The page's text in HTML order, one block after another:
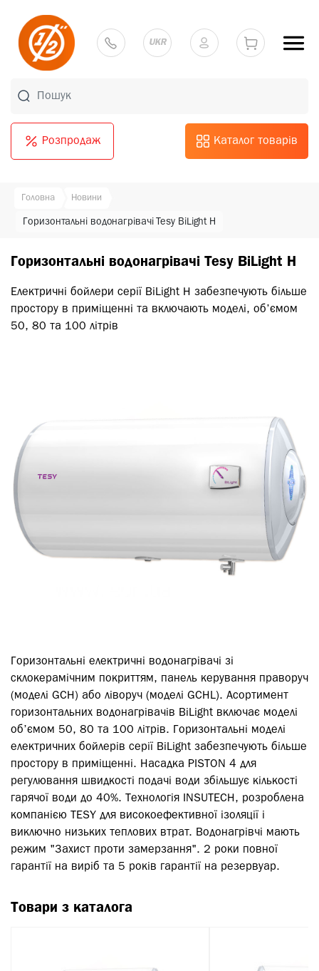
Розпродаж Каталог товарів
UKR
Головна Новини
Горизонтальні водонагрівачі Tesy BiLight H
Горизонтальні водонагрівачі Tesy BiLight H
Електричні бойлери серії BiLight H забезпечують більше
простору в приміщенні та включають моделі, об’ємом
50, 80 та 100 літрів
Горизонтальні електричні водонагрівачі зі
склокерамічним покриттям, панель керування праворуч
(моделі GCH) або ліворуч (моделі GCHL). Асортимент
горизонтальних водонагрівачів BiLight включає моделі
об’ємом 50, 80 та 100 літрів. Горизонтальні моделі
електричних бойлерів серії BiLight забезпечують більше
простору в приміщенні. Насадка PISTON 4 для
регулювання швидкості подачі води збільшує кількості
гарячої води до 40%. Технологія INSUTECH, розроблена
компанією ТЕSY для високоефективної ізоляції і
виключно низьких теплових втрат. Водонагрівчі мають
режим "Захист проти замерзання". 2 роки повної
гарантії на виріб та 5 років гарантії на резервуар.
Товари з каталога